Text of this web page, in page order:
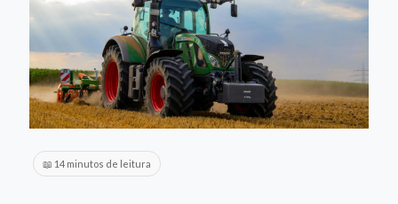
📖 14 minutos de leitura